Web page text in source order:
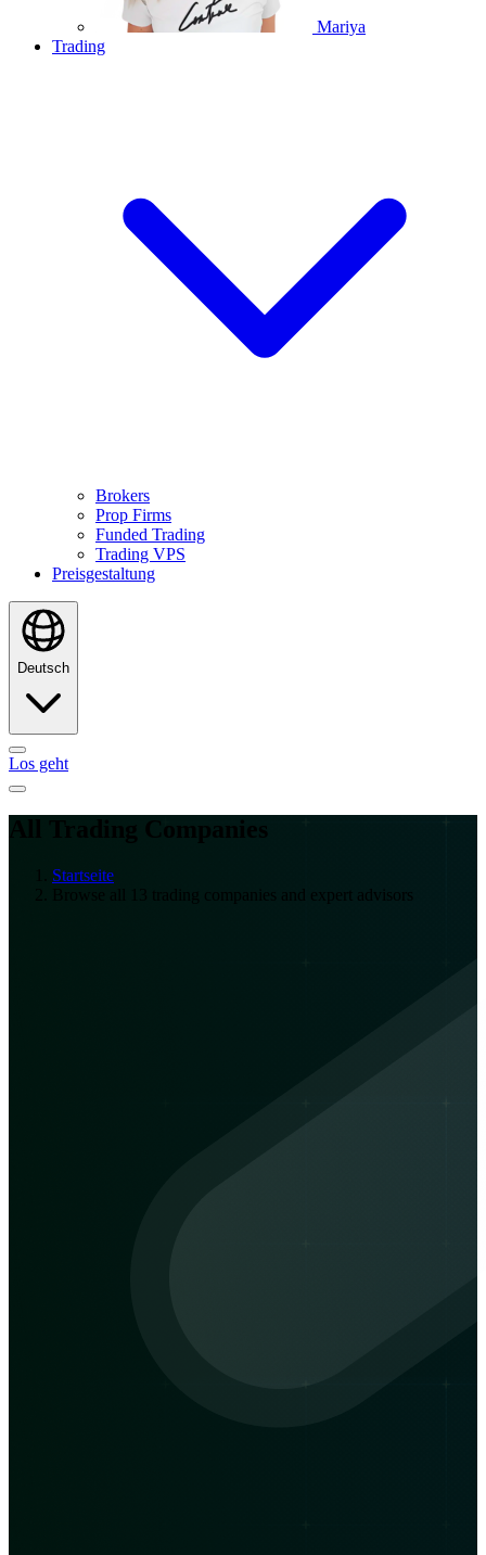
Mariya
Trading
Brokers
Prop Firms
Funded Trading
Trading VPS
Preisgestaltung
Deutsch
Los geht
All Trading Companies
Startseite
Browse all 13 trading companies and expert advisors